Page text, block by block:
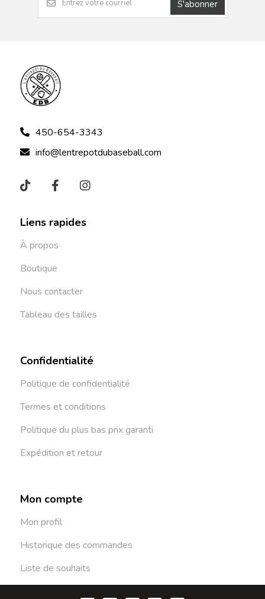
S'abonner
450-654-3343
info@lentrepotdubaseball.com
Liens rapides
À propos
Boutique
Nous contacter
Tableau des tailles
Confidentialité
Politique de confidentialité
Termes et conditions
Politique du plus bas prix garanti
Expédition et retour
Mon compte
Mon profil
Historique des commandes
Liste de souhaits